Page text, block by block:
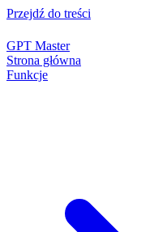
Przejdź do treści
GPT Master
Strona główna
Funkcje